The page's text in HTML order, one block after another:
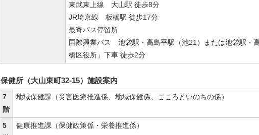
東武東上線 大山駅 徒歩8分
JR埼京線 板橋駅 徒歩17分
最寄バス停留所
国際興業バス 池袋駅・高島平駅（池21）または池袋駅・
橋区役所」下車 徒歩2分
保健所（大山東町32-15）施設案内
7
階
地域保健課（災害医療推進係、地域保健係、こころといのちの係）
5
健康推進課（保健政策係・栄養推進係）